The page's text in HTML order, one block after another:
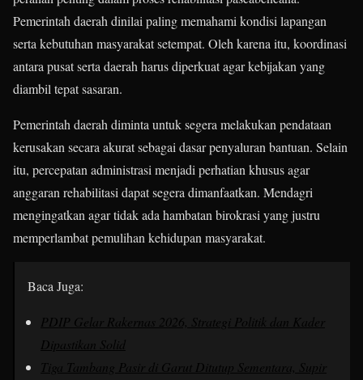
Pemerintah daerah dinilai paling memahami kondisi lapangan
serta kebutuhan masyarakat setempat. Oleh karena itu, koordinasi
antara pusat serta daerah harus diperkuat agar kebijakan yang
diambil tepat sasaran.
Pemerintah daerah diminta untuk segera melakukan pendataan
kerusakan secara akurat sebagai dasar penyaluran bantuan. Selain
itu, percepatan administrasi menjadi perhatian khusus agar
anggaran rehabilitasi dapat segera dimanfaatkan. Mendagri
mengingatkan agar tidak ada hambatan birokrasi yang justru
memperlambat pemulihan kehidupan masyarakat.
Baca Juga:
PDIP Gelar Rakernas 2026, Strategi Politik dan Kader
Dipastikan Solid
Tiga Tambang Pasir di Garut Ditutup Sementara, Supir